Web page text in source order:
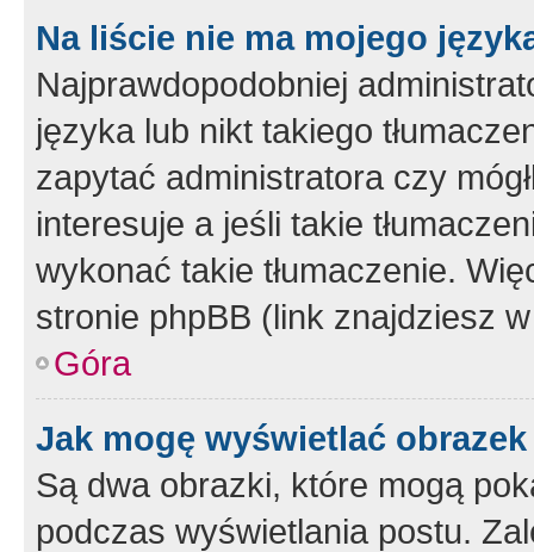
Na liście nie ma mojego
Najprawdopodobniej
języka lub nikt takiego
zapytać administratora czy
interesuje a jeśli takie
wykonać takie tłumaczenie.
stronie phpBB (link znajdziesz
Góra
Jak mogę wyświetlać
Są dwa obrazki, które mogą
podczas wyświetlania postu.